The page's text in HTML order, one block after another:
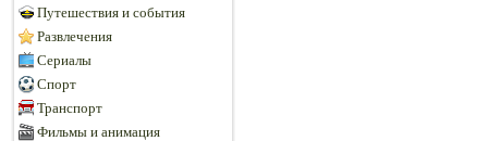
Путешествия и события
Развлечения
Сериалы
Спорт
Транспорт
Фильмы и анимация